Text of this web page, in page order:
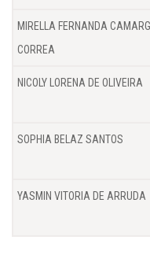
MIRELLA FERNANDA
CORREA
NICOLY LORENA DE OLIVEIRA
SOPHIA BELAZ SANTOS
YASMIN VITORIA DE ARRUDA